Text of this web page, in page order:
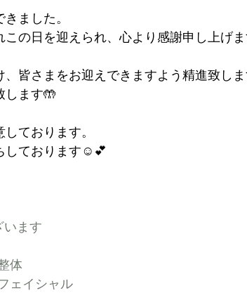
ました。
の日を迎えられ、心より感謝申し上げま
皆さまをお迎えできますよう精進致しま
します🤲
ております。
しております☺️💕
います
体
ェイシャル